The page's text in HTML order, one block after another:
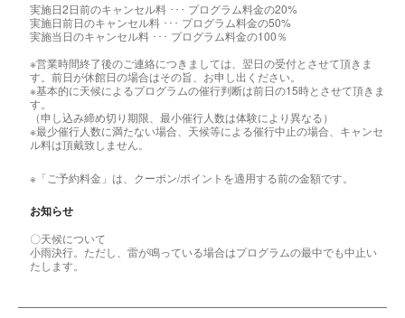
実施日2日前のキャンセル料 ･･･ プログラム料金の20%
実施日前日のキャンセル料 ･･･ プログラム料金の50%
実施当日のキャンセル料 ･･･ プログラム料金の100％
※営業時間終了後のご連絡につきましては、翌日の受付とさせて頂きま
す。前日が休館日の場合はその旨、お申し出ください。
※基本的に天候によるプログラムの催行判断は前日の15時とさせて頂きま
す。
（申し込み締め切り期限、最小催行人数は体験により異なる）
※最少催行人数に満たない場合、天候等による催行中止の場合、キャンセ
ル料は頂戴致しません。
※「ご予約料金」は、クーポン/ポイントを適用する前の金額です。
お知らせ
〇天候について
小雨決行。ただし、雷が鳴っている場合はプログラムの最中でも中止い
たします。